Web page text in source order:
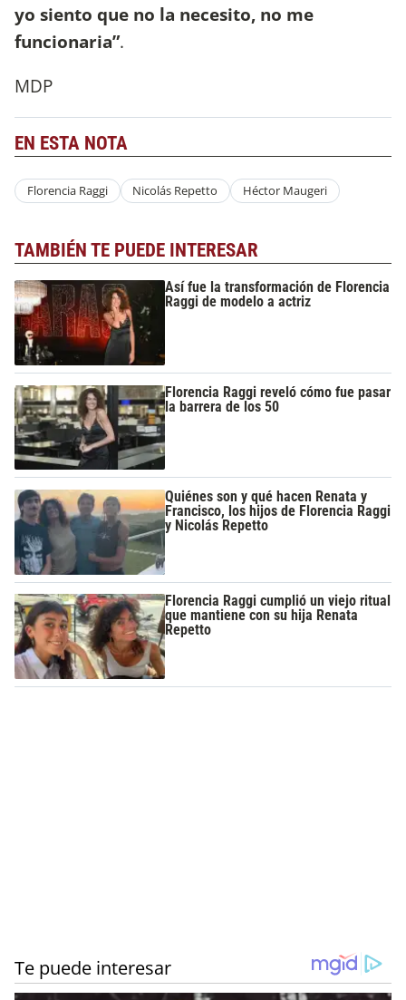
yo siento que no la necesito, no me
funcionaria”.
MDP
EN ESTA NOTA
Florencia Raggi Nicolás Repetto Héctor Maugeri
TAMBIÉN TE PUEDE INTERESAR
Así fue la transformación de Florencia
Raggi de modelo a actriz
Florencia Raggi reveló cómo fue pasar
la barrera de los 50
Quiénes son y qué hacen Renata y
Francisco, los hijos de Florencia Raggi
y Nicolás Repetto
Florencia Raggi cumplió un viejo ritual
que mantiene con su hija Renata
Repetto